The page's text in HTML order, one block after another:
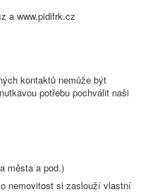
a www.pidifrk.cz
kontaktů nemůže být
potřebu pochválit naši
města a pod.)
nemovitost si zaslouží vlastní